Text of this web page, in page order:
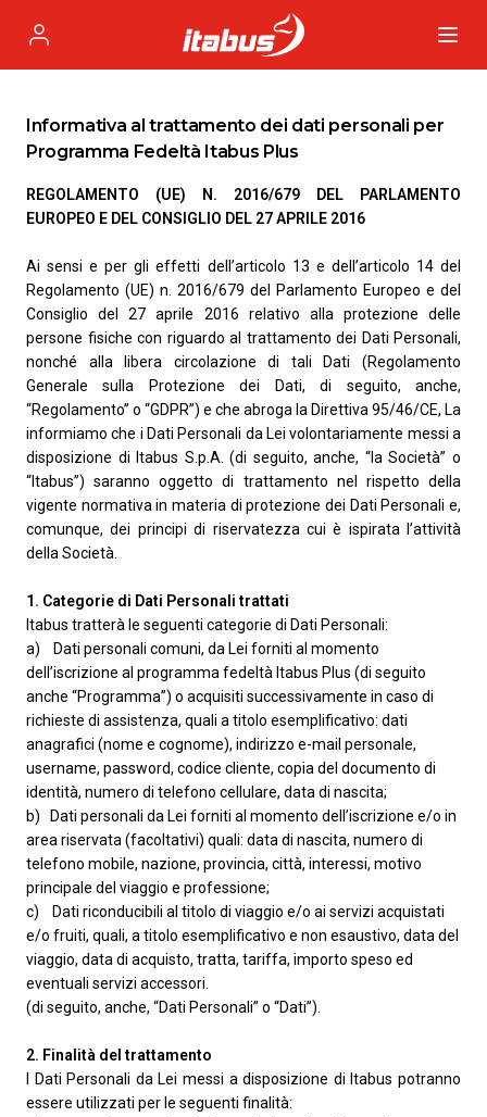
Profile
Informativa al trattamento dei dati personali per
Programma Fedeltà Itabus Plus
REGOLAMENTO (UE) N. 2016/679 DEL PARLAMENTO
EUROPEO E DEL CONSIGLIO DEL 27 APRILE 2016
Ai sensi e per gli effetti dell’articolo 13 e dell’articolo 14 del
Regolamento (UE) n. 2016/679 del Parlamento Europeo e del
Consiglio del 27 aprile 2016 relativo alla protezione delle
persone fisiche con riguardo al trattamento dei Dati Personali,
nonché alla libera circolazione di tali Dati (Regolamento
Generale sulla Protezione dei Dati, di seguito, anche,
“Regolamento” o “GDPR”) e che abroga la Direttiva 95/46/CE, La
informiamo che i Dati Personali da Lei volontariamente messi a
disposizione di Itabus S.p.A. (di seguito, anche, “la Società” o
“Itabus”) saranno oggetto di trattamento nel rispetto della
vigente normativa in materia di protezione dei Dati Personali e,
comunque, dei principi di riservatezza cui è ispirata l’attività
della Società.
1. Categorie di Dati Personali trattati
Itabus tratterà le seguenti categorie di Dati Personali:
a) Dati personali comuni, da Lei forniti al momento
dell’iscrizione al programma fedeltà Itabus Plus (di seguito
anche “Programma”) o acquisiti successivamente in caso di
richieste di assistenza, quali a titolo esemplificativo: dati
anagrafici (nome e cognome), indirizzo e-mail personale,
username, password, codice cliente, copia del documento di
identità, numero di telefono cellulare, data di nascita;
b) Dati personali da Lei forniti al momento dell’iscrizione e/o in
area riservata (facoltativi) quali: data di nascita, numero di
telefono mobile, nazione, provincia, città, interessi, motivo
principale del viaggio e professione;
c) Dati riconducibili al titolo di viaggio e/o ai servizi acquistati
e/o fruiti, quali, a titolo esemplificativo e non esaustivo, data del
viaggio, data di acquisto, tratta, tariffa, importo speso ed
eventuali servizi accessori.
(di seguito, anche, “Dati Personali” o “Dati”).
2. Finalità del trattamento
I Dati Personali da Lei messi a disposizione di Itabus potranno
essere utilizzati per le seguenti finalità: